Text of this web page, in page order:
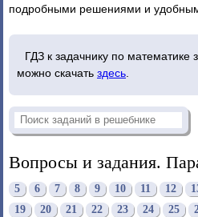
подробными решениями и
ГДЗ к задачнику по математике
можно скачать здесь.
Вопросы и задания.
5 6 7 8 9 10 11 12
19
20 21 22 23 24 25